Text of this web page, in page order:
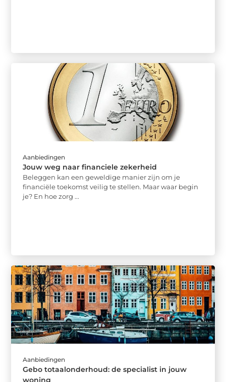
Aanbiedingen
Jouw weg naar financiele zekerheid
Beleggen kan een geweldige manier zijn om je
financiële toekomst veilig te stellen. Maar waar begin
je? En hoe zorg ...
Aanbiedingen
Gebo totaalonderhoud: de specialist in jouw